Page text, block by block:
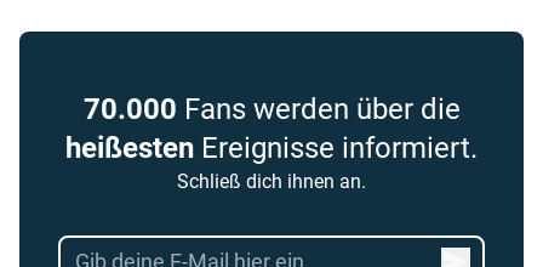
70.000 Fans werden über die
heißesten Ereignisse informiert.
Schließ dich ihnen an.